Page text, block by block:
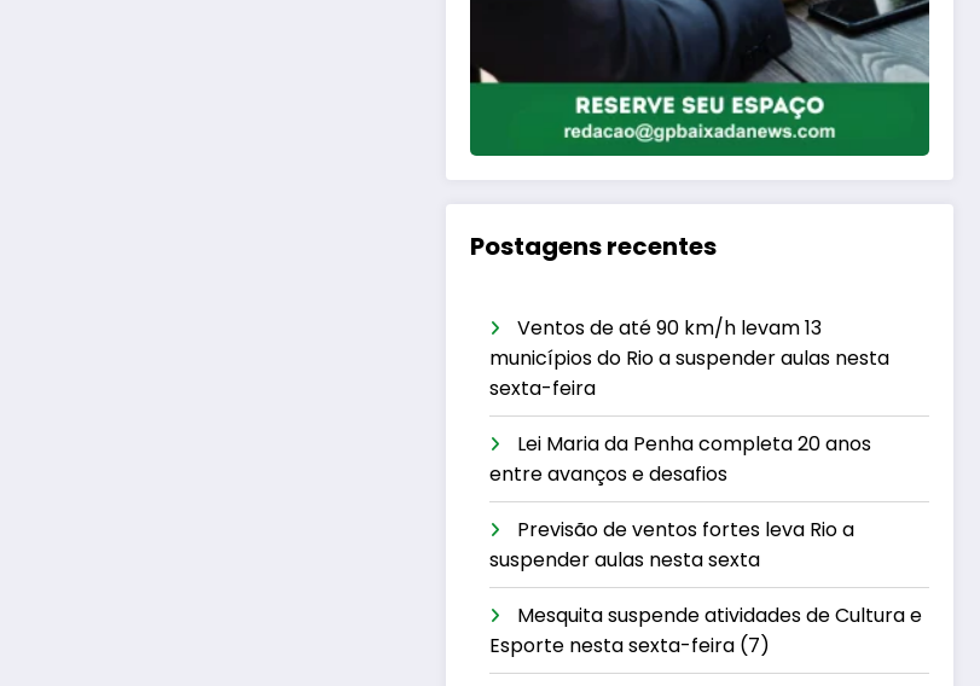
Postagens recentes
Ventos de até 90 km/h levam 13
municípios do Rio a suspender aulas nesta
sexta-feira
Lei Maria da Penha completa 20 anos
entre avanços e desafios
Previsão de ventos fortes leva Rio a
suspender aulas nesta sexta
Mesquita suspende atividades de Cultura e
Esporte nesta sexta-feira (7)